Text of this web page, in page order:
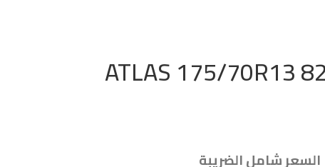
السعر شامل الضريبة